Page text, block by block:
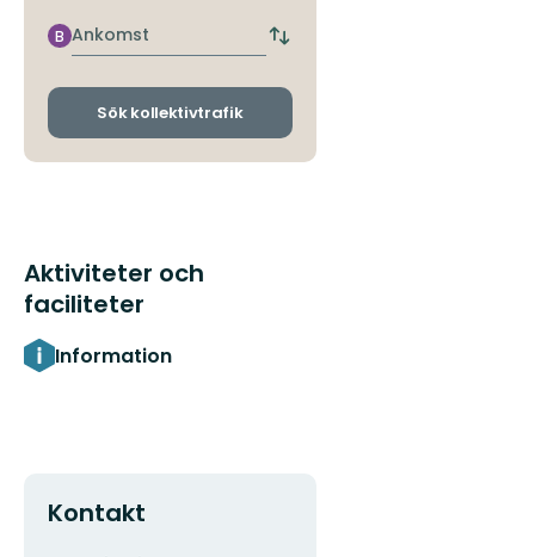
hållplats
Ankomst
B
Byt
och
Sök kollektivtrafik
Aktiviteter och
faciliteter
Information
Kontakt